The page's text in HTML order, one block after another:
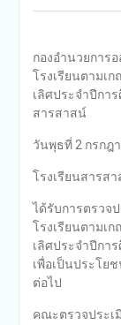
กองอำนวยการ
โรงเรียนตามเ
เลิศประจำปีกา
สารสาสน์
วันพุธที่ 2 กรกฎ
โรงเรียนสารส
ได้รับการตรวจ
โรงเรียนตามเ
เลิศประจำปีกา
เพื่อเป็นประโย
ต่อไป
คณะตรวจประเ